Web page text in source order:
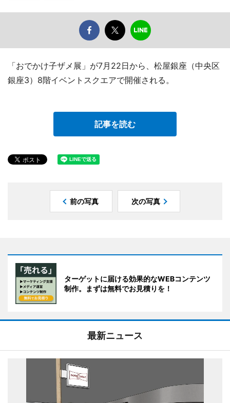
「おでかけ子ザメ展」が7月22日から、松屋銀座（中央区
銀座3）8階イベントスクエアで開催される。
記事を読む
前の写真 次の写真
ターゲットに届ける効果的なWEBコンテンツ
制作。まずは無料でお見積りを！
最新ニュース